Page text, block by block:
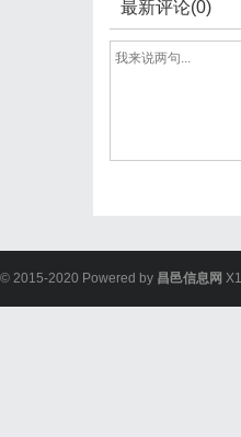
最新评论(0)
© 2015-2020 Powered by 昌邑信息网